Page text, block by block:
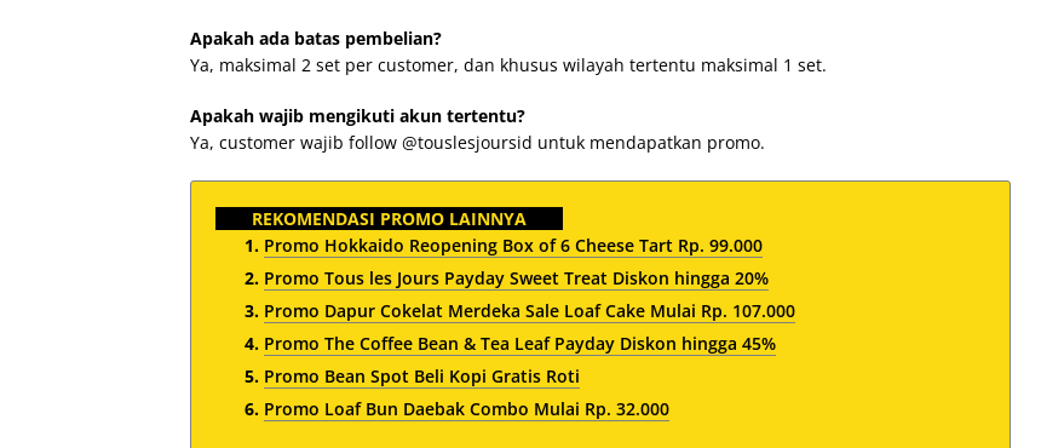
Apakah ada batas pembelian?
Ya, maksimal 2 set per customer, dan khusus wilayah tertentu maksimal 1 set.
Apakah wajib mengikuti akun tertentu?
Ya, customer wajib follow @touslesjoursid untuk mendapatkan promo.
REKOMENDASI PROMO LAINNYA
Promo Hokkaido Reopening Box of 6 Cheese Tart Rp. 99.000
Promo Tous les Jours Payday Sweet Treat Diskon hingga 20%
Promo Dapur Cokelat Merdeka Sale Loaf Cake Mulai Rp. 107.000
Promo The Coffee Bean & Tea Leaf Payday Diskon hingga 45%
Promo Bean Spot Beli Kopi Gratis Roti
Promo Loaf Bun Daebak Combo Mulai Rp. 32.000